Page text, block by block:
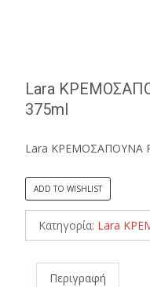
Lara
375ml
Lara ΚΡΕΜΟΣΑΠΟΥΝΑ
ADD TO WISHLIST
Κατηγορία: Lara
Περιγραφή